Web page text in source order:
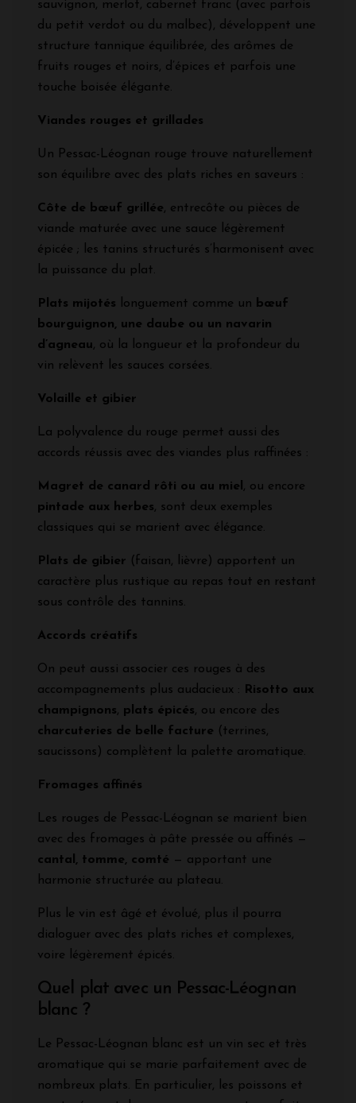
sauvignon, merlot, cabernet franc (avec parfois
du petit verdot ou du malbec), développent une
structure tannique équilibrée, des arômes de
fruits rouges et noirs, d’épices et parfois une
touche boisée élégante.
Viandes rouges et grillades
Un Pessac-Léognan rouge trouve naturellement
son équilibre avec des plats riches en saveurs :
Côte de bœuf grillée, entrecôte ou pièces de
viande maturée avec une sauce légèrement
épicée ; les tanins structurés s’harmonisent avec
la puissance du plat.
Plats mijotés longuement comme un
bœuf
bourguignon, une daube ou un navarin
d’agneau, où la longueur et la profondeur du
vin relèvent les sauces corsées.
Volaille et gibier
La polyvalence du rouge permet aussi des
accords réussis avec des viandes plus raffinées :
Magret de canard rôti ou au miel , ou encore
pintade aux herbes, sont deux exemples
classiques qui se marient avec élégance.
Plats de gibier (faisan, lièvre) apportent un
caractère plus rustique au repas tout en restant
sous contrôle des tannins.
Accords créatifs
On peut aussi associer ces rouges à des
accompagnements plus audacieux :
Risotto aux
champignons, plats épicés, ou encore des
charcuteries de belle facture (terrines,
saucissons) complètent la palette aromatique.
Fromages affinés
Les rouges de Pessac-Léognan se marient bien
avec des fromages à pâte pressée ou affinés —
cantal, tomme, comté — apportant une
harmonie structurée au plateau.
Plus le vin est âgé et évolué, plus il pourra
dialoguer avec des plats riches et complexes,
voire légèrement épicés.
Quel plat avec un Pessac-Léognan
blanc ?
Le Pessac-Léognan blanc est un vin sec et très
aromatique qui se marie parfaitement avec de
nombreux plats. En particulier, les poissons et